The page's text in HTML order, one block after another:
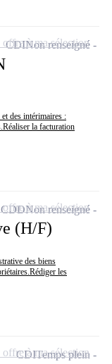
des intérimaires :
la facturation
CDINon renseigné
à ma sélection
(H/F)
des biens
les
CDDNon renseigné
à ma sélection
CDITemps plein
à ma sélection